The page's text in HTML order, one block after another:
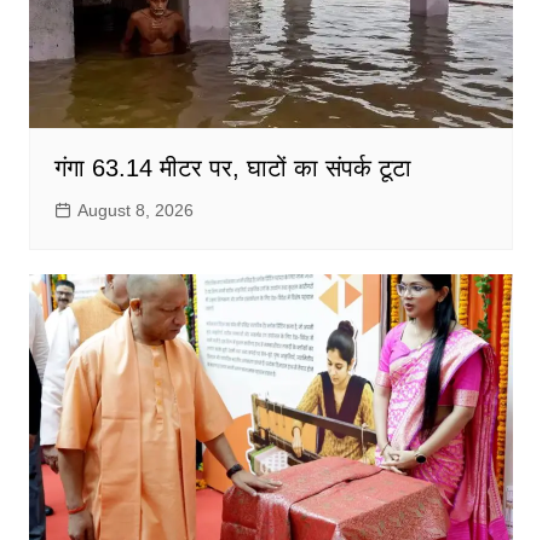
गंगा 63.14 मीटर पर, घाटों का संपर्क टूटा
August 8, 2026